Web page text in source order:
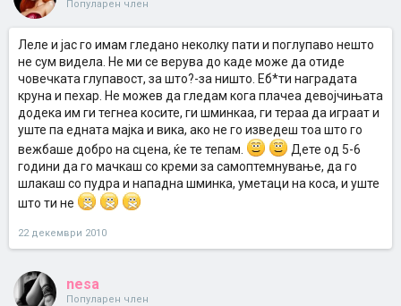
Популарен член
Леле и јас го имам гледано неколку пати и поглупаво нешто
не сум видела. Не ми се верува до каде може да отиде
човечката глупавост, за што?-за ништо. Еб*ти наградата
круна и пехар. Не можев да гледам кога плачеа девојчињата
додека им ги тегнеа косите, ги шминкаа, ги тераа да играат и
уште па едната мајка и вика, ако не го изведеш тоа што го
вежбаше добро на сцена, ќе те тепам.
Дете од 5-6
години да го мачкаш со креми за самоптемнување, да го
шлакаш со пудра и нападна шминка, уметаци на коса, и уште
што ти не
22 декември 2010
nesa
Популарен член